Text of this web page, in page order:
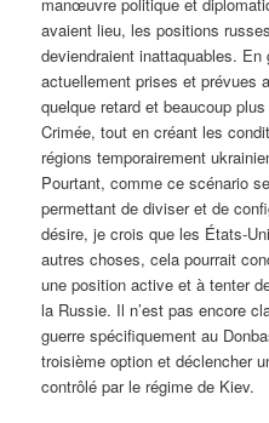
avaient lieu, les positions
deviendraient inattaquables. En
actuellement prises et prévues
quelque retard et beaucoup
Crimée, tout en créant les
régions temporairement
Pourtant, comme ce scénario
permettant de diviser et de
désire, je crois que les États-
autres choses, cela pourrait
une position active et à tenter
la Russie. Il n’est pas encore
guerre spécifiquement au
troisième option et déclencher
contrôlé par le régime de Kiev.